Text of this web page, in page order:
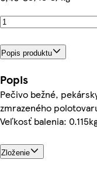
Popis produktu
Popis
Pečivo bežné,
zmrazeného
Veľkosť balenia:
Zloženie